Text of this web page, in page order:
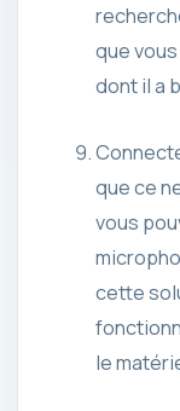
que
dont il a
que ce
vous
cette
le